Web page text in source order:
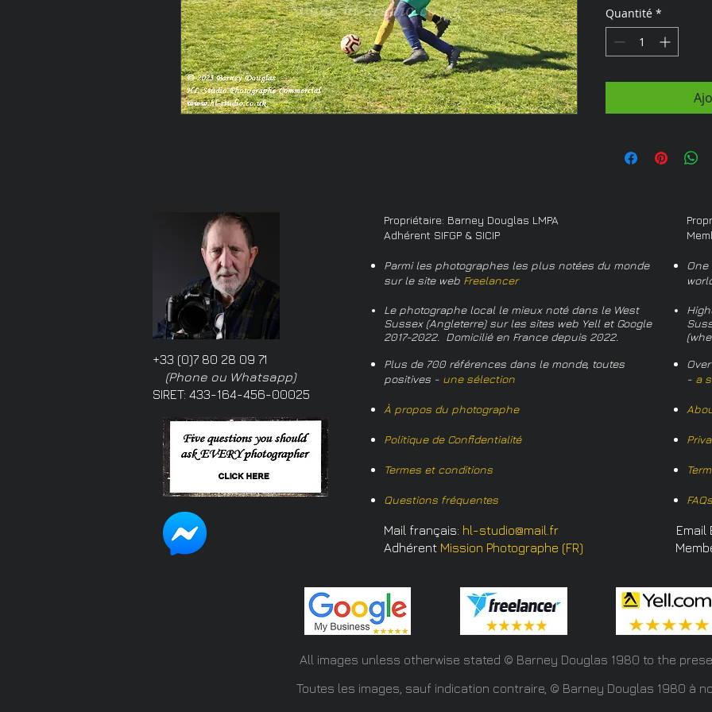
Quantité *
+33 (0)7 80 28 09 71
(Phone ou Whatsapp)
SIRET: 433-164-456-00025
Propriétaire: Barney Douglas LMPA
Adhérent SIFGP & SICIP
Parmi les photographes les plus notées du monde
sur le site web Freelancer
Le photographe local le mieux noté dans le West
Sussex (Angleterre) sur les sites web Yell et Google
2017-2022. Domicilié en France depuis 2022.
Plus de 700 références dans le monde, toutes
positives - une sélection
À propos du photographe
Politique de Confidentialité
Termes et conditions
Questions fréquentes
- a
FAQs
Mail français: hl-studio@mail.fr
Email
Adhérent Mission Photographe (FR)
All images unless otherwise stated © Barney Douglas 1980 to the
Toutes les images, sauf indication contraire, © Barney Douglas 1980 à